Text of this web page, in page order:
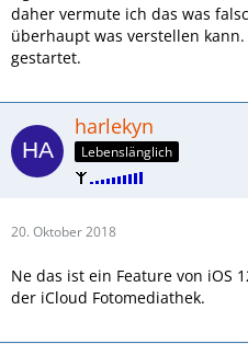
daher vermute ich das was
überhaupt was verstellen
gestartet.
harlekyn
Lebenslänglich
20. Oktober 2018
Ne das ist ein Feature von iOS
der iCloud Fotomediathek.